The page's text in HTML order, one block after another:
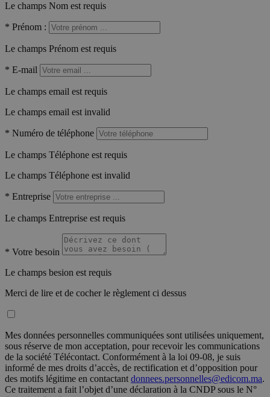
Le champs Nom est requis
* Prénom :
Le champs Prénom est requis
* E-mail
Le champs email est requis
Le champs email est invalid
* Numéro de téléphone
Le champs Téléphone est requis
Le champs Téléphone est invalid
* Entreprise
Le champs Entreprise est requis
* Votre besoin
Le champs besion est requis
Merci de lire et de cocher le règlement ci dessus
Mes données personnelles communiquées sont utilisées uniquement,
sous réserve de mon acceptation, pour recevoir les communications
de la société Télécontact. Conformément à la loi 09-08, je suis
informé de mes droits d’accès, de rectification et d’opposition pour
des motifs légitime en contactant donnees.personnelles@edicom.ma.
Ce traitement a fait l’objet d’une déclaration à la CNDP sous le N°